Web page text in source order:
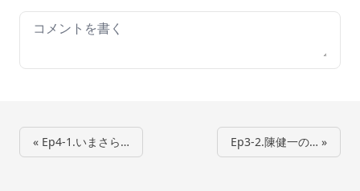
Your comment
« Ep4-1.いまさら… Ep3-2.陳健一の… »